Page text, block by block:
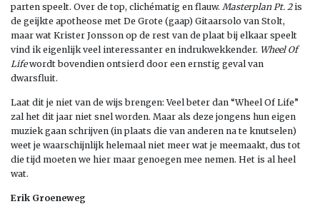
parten speelt. Over de top, clichématig en flauw. Masterplan Pt. 2is
de geijkte apotheose met De Grote (gaap) Gitaarsolo van Stolt,
maar wat Krister Jonsson op de rest van de plaat bij elkaar speelt
vind ik eigenlijk veel interessanter en indrukwekkender. Wheel Of
Lifewordt bovendien ontsierd door een ernstig geval van
dwarsfluit.
Laat dit je niet van de wijs brengen: Veel beter dan “Wheel Of Life”
zal het dit jaar niet snel worden. Maar als deze jongens hun eigen
muziek gaan schrijven (in plaats die van anderen na te knutselen)
weet je waarschijnlijk helemaal niet meer wat je meemaakt, dus tot
die tijd moeten we hier maar genoegen mee nemen. Het is al heel
wat.
Erik Groeneweg